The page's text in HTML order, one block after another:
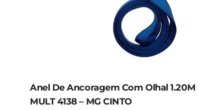
Anel De Ancoragem Com Olhal 1.20M
MULT 4138 – MG CINTO